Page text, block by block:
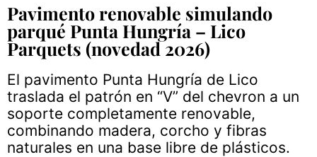
Pavimento renovable simulando
parqué Punta Hungría – Lico
Parquets (novedad 2026)
El pavimento Punta Hungría de Lico
traslada el patrón en “V” del chevron a un
soporte completamente renovable,
combinando madera, corcho y fibras
naturales en una base libre de plásticos.